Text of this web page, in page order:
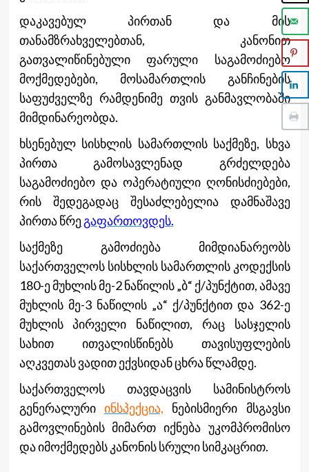
დაკავებულ პირთან და მის
თანამზრახველებთან, კანონით
გათვალიწინებული ფარული საგამოძიებო
მოქმედებები, მოსამართლის განჩინების
საფუძველზე რამდენიმე თვის განმავლობაში
მიმდინარეობდა.
ხსენებულ სისხლის სამართლის საქმეზე, სხვა
პირთა გამოსავლენად გრძელდება
საგამოძიებო და ოპერატიული ღონისძიებები,
რის შედეგადაც შესაძლებელია დამნაშავე
პირთა წრეგაფართოვდეს.
საქმეზე გამოძიება მიმდიანარეობს
საქართველოს სისხლის სამართლის კოდექსის
180-ე მუხლის მე-2 ნაწილის „ბ“ ქ/პუნქტით, ამავე
მუხლის მე-3 ნაწილის „ა“ ქ/პუნქტით და 362-ე
მუხლის პირველი ნაწილით, რაც სასჯელის
სახით ითვალისწინებს თავისუფლების
აღკვეთას ვადით ექვსიდან ცხრა წლამდე.
საქართველოს თავდაცვის სამინისტროს
გენერალური ინსპექცია, ნებისმიერი მსგავსი
გამოვლინების მიმართ იქნება უკომპრომისო
და იმოქმედებს კანონის სრული სიმკაცრით.